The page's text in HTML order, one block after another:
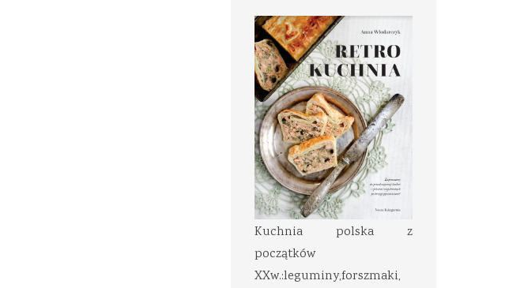
Kuchnia polska z
początków
XXw.:leguminy,forszmaki,